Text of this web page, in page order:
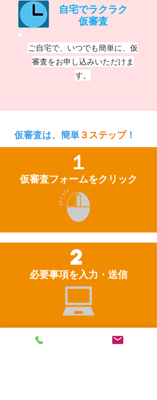
自宅でラクラク
​仮審査
ご自宅で、いつでも簡単に、仮
審査をお申し込みいただけま
す。
仮審査は、簡単３ステップ！
１
仮審査フォームをクリック
2
必要事項を入力・送信